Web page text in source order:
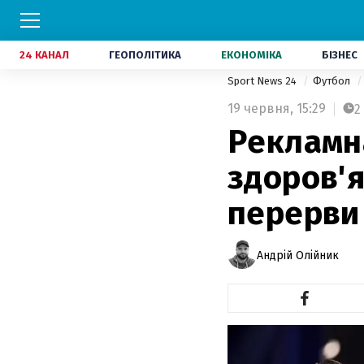
24 КАНАЛ ГЕОПОЛІТИКА ЕКОНОМІКА БІЗНЕС
Sport News 24 Футбол
19 червня, 15:29 2
Андрій Олійник